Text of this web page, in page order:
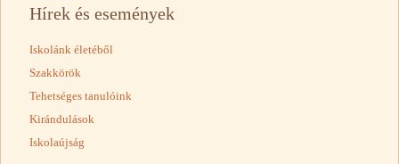
Hírek és események
Iskolánk életéből
Szakkörök
Tehetséges tanulóink
Kirándulások
Iskolaújság